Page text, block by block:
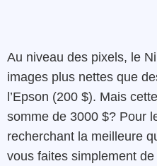
Au niveau des pixels, le
images plus nettes que
l’Epson (200 $). Mais
somme de 3000 $? Pour
recherchant la meilleure
vous faites simplement